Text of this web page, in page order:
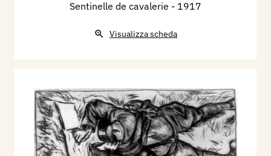
Sentinelle de cavalerie - 1917
Visualizza scheda